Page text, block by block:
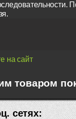
на сайт
товаром
сетях: